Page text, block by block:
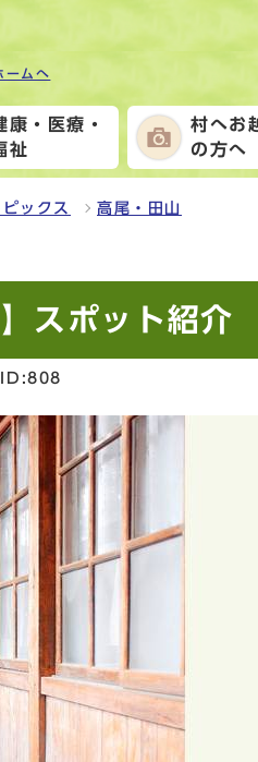
ームへ
康・医療・
祉
村へお
の方へ
ックス 高尾・田山
】スポット紹
ID:808